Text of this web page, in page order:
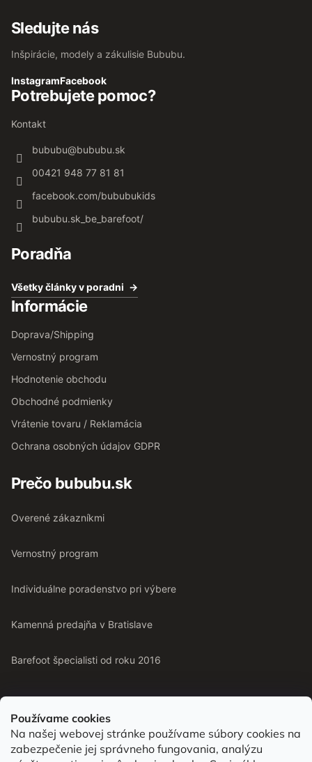
Používame cookies
Na našej webovej stránke používame súbory cookies na
zabezpečenie jej správneho fungovania, analýzu
Sledujte nás
Inšpirácie, modely a zákulisie Bububu.
InstagramFacebook
Potrebujete pomoc?
Kontakt
bububu@bububu.sk
00421 948 77 81 81
facebook.com/bububukids
bububu.sk_be_barefoot/
Poradňa
Všetky články v poradni
Informácie
Doprava/Shipping
Vernostný program
Hodnotenie obchodu
Obchodné podmienky
Vrátenie tovaru / Reklamácia
Ochrana osobných údajov GDPR
Prečo bububu.sk
Overené zákazníkmi
Vernostný program
Individuálne poradenstvo pri výbere
Kamenná predajňa v Bratislave
Barefoot špecialisti od roku 2016
Od roku 2016 pomáhame vyberať barefoot topánky podľa
chodidla. Nájdete nás aj v predajni v Bratislave.